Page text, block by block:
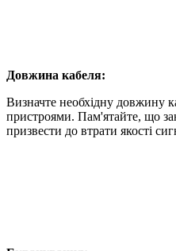
Довжина кабеля:
Визначте необхідну довжину
пристроями. Пам'ятайте, що
призвести до втрати якості